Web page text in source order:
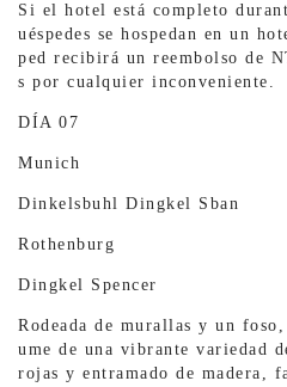
Si el hotel está completo
uéspedes se hospedan en un
ped recibirá un reembolso de
s por cualquier inconveniente.
DÍA 07
Munich
Dinkelsbuhl Dingkel Sban
Rothenburg
Dingkel Spencer
Rodeada de murallas y un
ume de una vibrante variedad
rojas y entramado de madera,